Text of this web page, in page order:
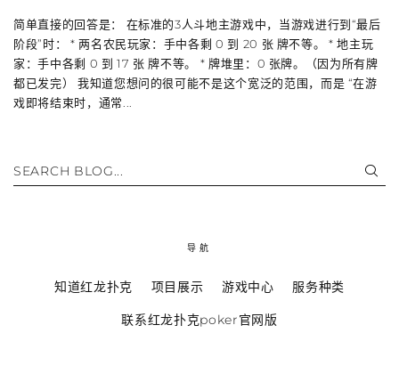
简单直接的回答是： 在标准的3人斗地主游戏中，当游戏进行到“最后
阶段”时： * 两名农民玩家：手中各剩 0 到 20 张 牌不等。 * 地主玩
家：手中各剩 0 到 17 张 牌不等。 * 牌堆里：0 张牌。（因为所有牌
都已发完） 我知道您想问的很可能不是这个宽泛的范围，而是 “在游
戏即将结束时，通常...
SEARCH BLOG...
导航
知道红龙扑克 项目展示 游戏中心 服务种类
联系红龙扑克poker官网版